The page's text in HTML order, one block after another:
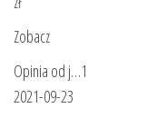
Zobacz
Opinia od j…1
2021-09-23